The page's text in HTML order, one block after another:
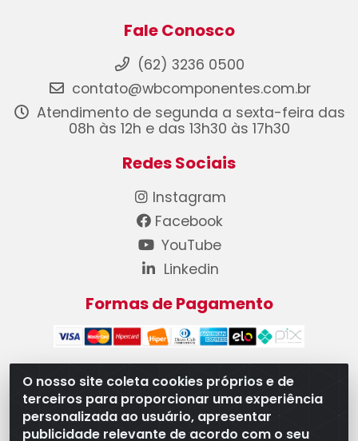
O nosso site coleta cookies próprios e de
terceiros para proporcionar uma experiência
personalizada ao usuário, apresentar
publicidade relevante de acordo com o seu
Fale Conosco
(62) 3236 0500
contato@wbcomponentes.com.br
Atendimento de segunda a sexta-feira das
08h às 12h e das 13h30 às 17h30
Redes Sociais
Instagram
Facebook
YouTube
Linkedin
Formas de Pagamento
WB Componentes Automotivos LTDA - CNPJ
08.528.393/0001-12 - Rua do Níquel, 667 - Parque
Oeste Industrial, Goiânia/GO - CEP 74375-660